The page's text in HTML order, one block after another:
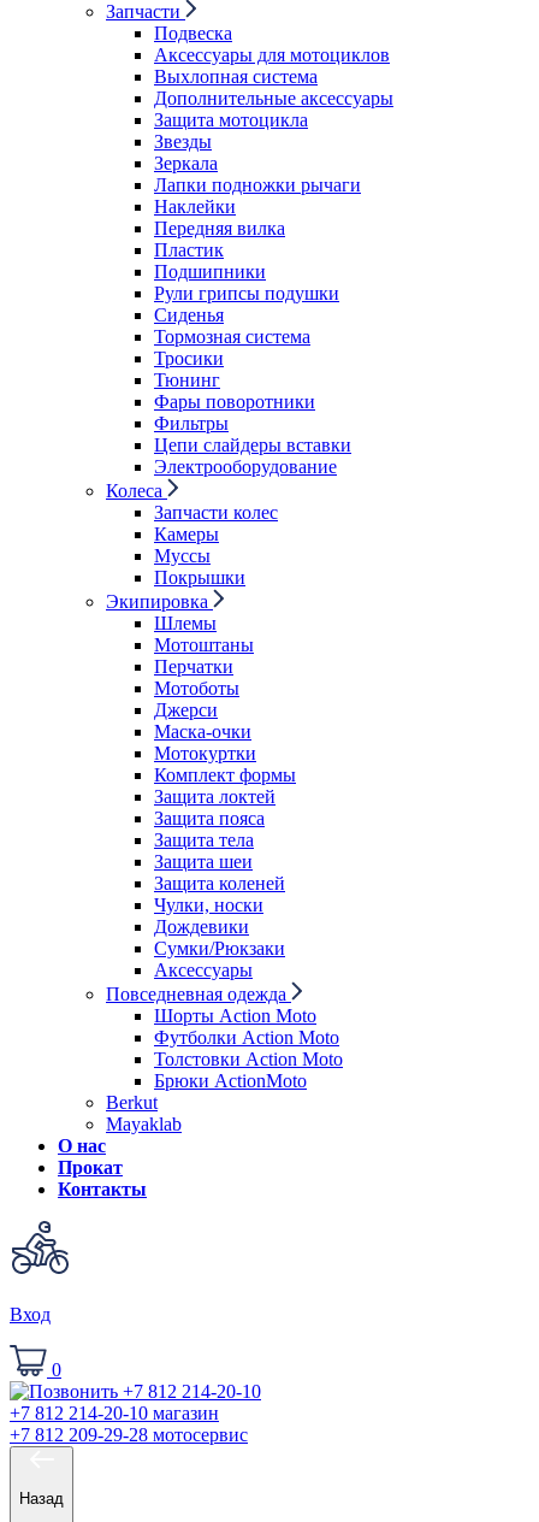
Запчасти
Подвеска
Аксессуары для мотоциклов
Выхлопная система
Дополнительные аксессуары
Защита мотоцикла
Звезды
Зеркала
Лапки подножки рычаги
Наклейки
Передняя вилка
Пластик
Подшипники
Рули грипсы подушки
Сиденья
Тормозная система
Тросики
Тюнинг
Фары поворотники
Фильтры
Цепи слайдеры вставки
Электрооборудование
Колеса
Запчасти колес
Камеры
Муссы
Покрышки
Экипировка
Шлемы
Мотоштаны
Перчатки
Мотоботы
Джерси
Маска-очки
Мотокуртки
Комплект формы
Защита локтей
Защита пояса
Защита тела
Защита шеи
Защита коленей
Чулки, носки
Дождевики
Сумки/Рюкзаки
Аксессуары
Повседневная одежда
Шорты Action Moto
Футболки Action Moto
Толстовки Action Moto
Брюки ActionMoto
Berkut
Mayaklab
О нас
Прокат
Контакты
Вход
0
+7 812 214-20-10 магазин
+7 812 209-29-28 мотосервис
Назад